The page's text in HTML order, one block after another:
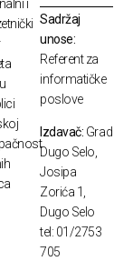
i
Sadržaj
unose:
Referent za
informatičke
poslove
Izdavač: Grad
Dugo Selo,
Josipa
Zorića 1,
Dugo Selo
tel: 01/2753
705